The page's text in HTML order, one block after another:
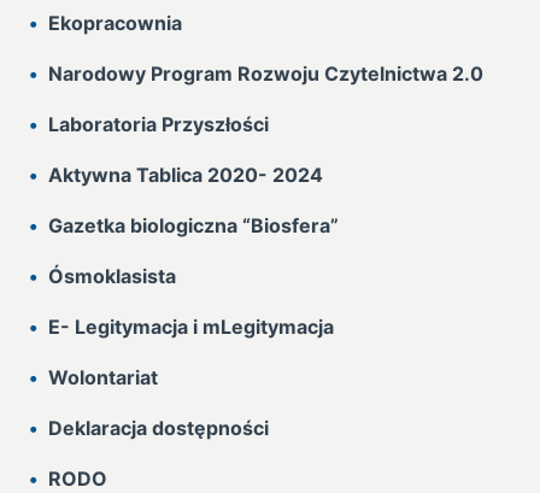
Ekopracownia
Narodowy Program Rozwoju Czytelnictwa 2.0
Laboratoria Przyszłości
Aktywna Tablica 2020- 2024
Gazetka biologiczna “Biosfera”
Ósmoklasista
E- Legitymacja i mLegitymacja
Wolontariat
Deklaracja dostępności
RODO